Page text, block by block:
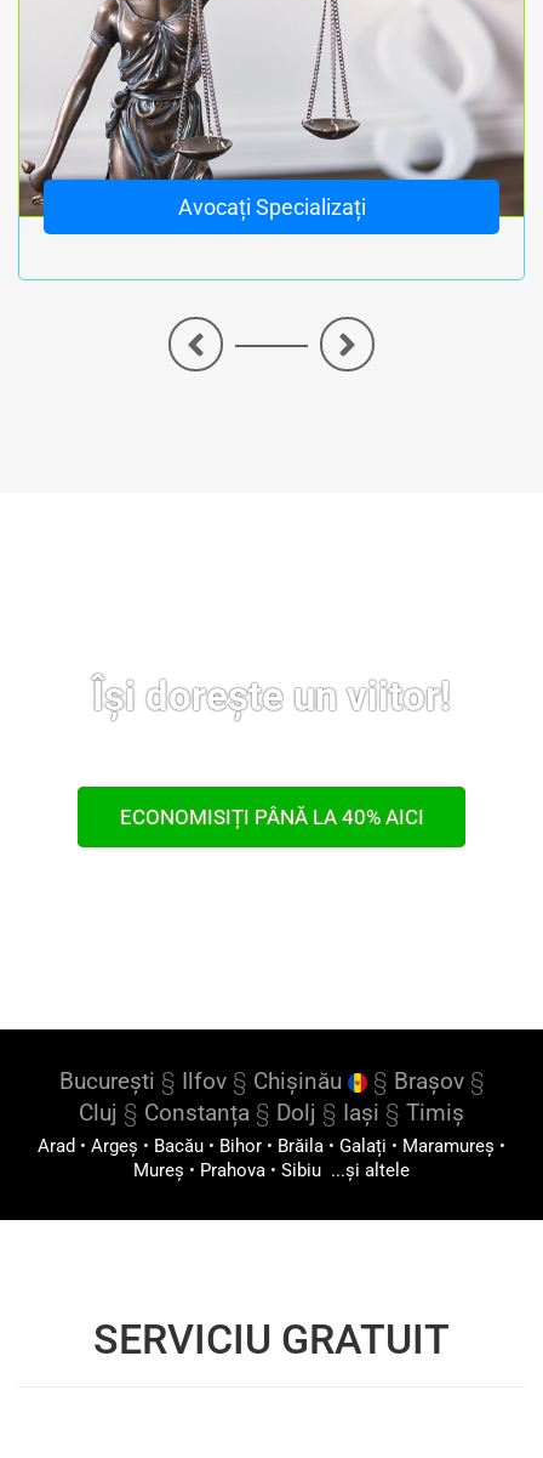
Avocați Specializați
<
Își dorește un viitor!
ECONOMISIȚI PÂNĂ LA 40% AICI
București § Ilfov§ Chișinău § Brașov§
Cluj § Constanța § Dolj § Iași § Timiș
Arad • Argeș • Bacău • Bihor • Brăila • Galați • Maramureș •
Mureș • Prahova • Sibiu ...și altele
SERVICIU GRATUIT